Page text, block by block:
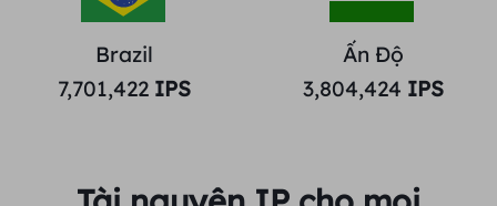
Brazil
7,701,422 IPS
Ấn Độ
3,804,424 IPS